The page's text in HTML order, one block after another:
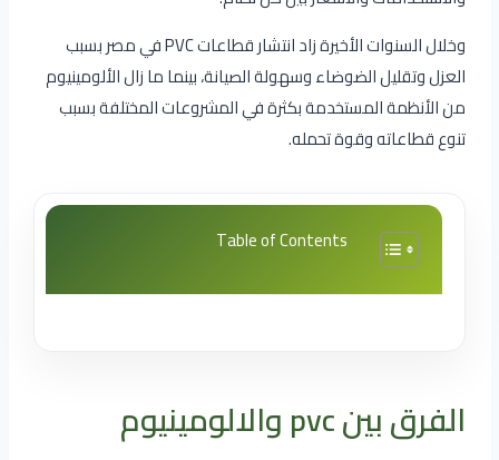
وخلال السنوات الأخيرة زاد انتشار قطاعات PVC في مصر بسبب
العزل وتقليل الضوضاء وسهولة الصيانة، بينما ما زال الألومينيوم
من الأنظمة المستخدمة بكثرة في المشروعات المختلفة بسبب
تنوع قطاعاته وقوة تحمله.
Table of Contents
الفرق بين pvc والالومينيوم